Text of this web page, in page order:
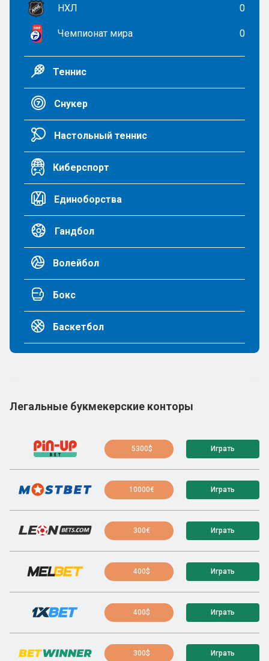
НХЛ 0
Чемпионат мира 0
Теннис
Снукер
Настольный теннис
Киберспорт
Единоборства
Гандбол
Волейбол
Бокс
Баскетбол
Легальные букмекерские конторы
5300$ Играть
10000€ Играть
300€ Играть
400$ Играть
400$ Играть
300$ Играть